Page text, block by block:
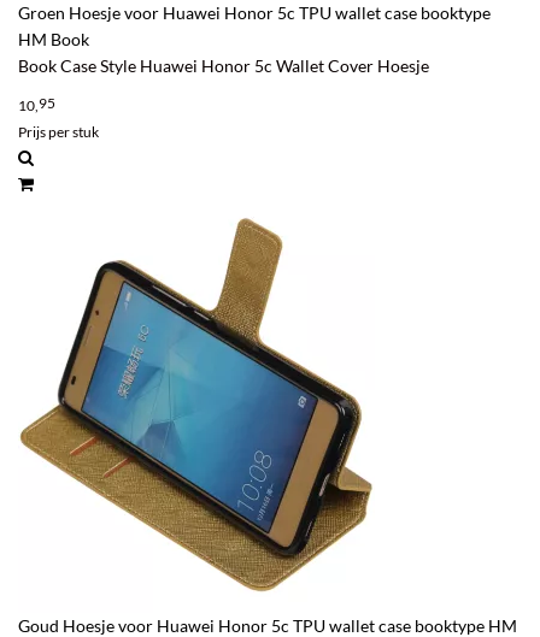
Groen Hoesje voor Huawei Honor 5c TPU wallet case booktype
HM Book
Book Case Style Huawei Honor 5c Wallet Cover Hoesje
10,95
Prijs per stuk
Goud Hoesje voor Huawei Honor 5c TPU wallet case booktype HM